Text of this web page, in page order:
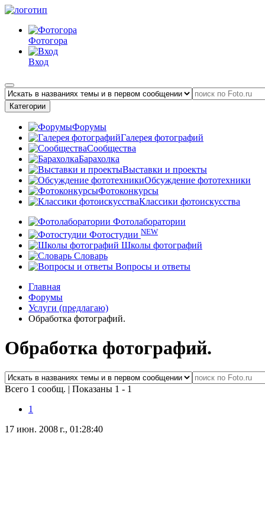
Фотогора
Вход
Категории
Форумы
Галерея фотографий
Сообщества
Барахолка
Выставки и проекты
Обсуждение фототехники
Фотоконкурсы
Классики фотоискусства
Фотолаборатории
Фотостудии NEW
Школы фотографий
Словарь
Вопросы и ответы
Главная
Форумы
Услуги (предлагаю)
Обработка фотографий.
Обработка фотографий.
Всего 1 сообщ. | Показаны 1 - 1
1
17 июн. 2008 г., 01:28:40